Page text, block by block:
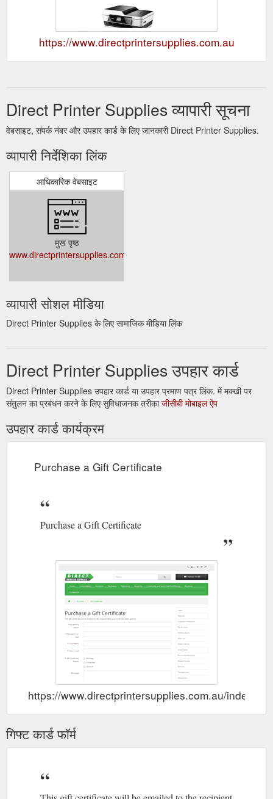
https://www.directprintersupplies.com.au
Direct Printer Supplies व्यापारी सूचना
वेबसाइट, संपर्क नंबर और उपहार कार्ड के लिए जानकारी Direct Printer Supplies.
व्यापारी निर्देशिका लिंक
आधिकारिक वेबसाइट
मुख पृष्ठ
www.directprintersupplies.com.au
व्यापारी सोशल मीडिया
Direct Printer Supplies के लिए सामाजिक मीडिया लिंक
Direct Printer Supplies उपहार कार्ड
Direct Printer Supplies उपहार कार्ड या उपहार प्रमाण पत्र लिंक. में मक्खी पर
संतुलन का प्रबंधन करने के लिए सुविधाजनक तरीकाजीसीबी मोबाइल ऐप
उपहार कार्ड कार्यक्रम
Purchase a Gift Certificate
Purchase a Gift Certificate
https://www.directprintersupplies.com.au/
गिफ्ट कार्ड फॉर्म